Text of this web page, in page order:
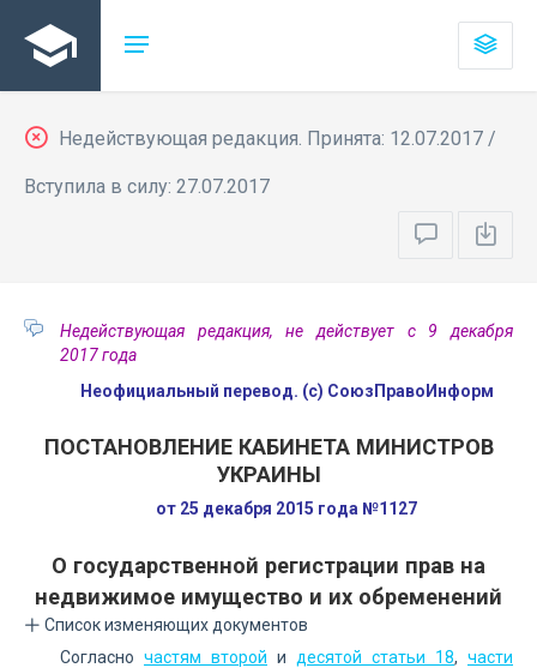
Недействующая редакция. Принята: 12.07.2017 /
Вступила в силу: 27.07.2017
Недействующая редакция, не действует с 9 декабря
2017 года
Неофициальный перевод. (с) СоюзПравоИнформ
ПОСТАНОВЛЕНИЕ КАБИНЕТА МИНИСТРОВ
УКРАИНЫ
от 25 декабря 2015 года №1127
О государственной регистрации прав на
недвижимое имущество и их обременений
Список изменяющих документов
Согласно частям второй и десятой статьи 18, части